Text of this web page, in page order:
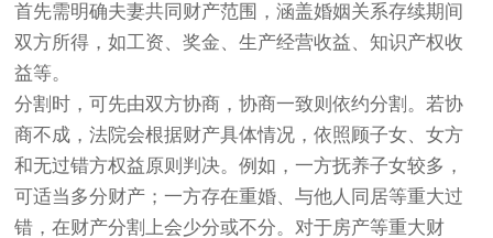
首先需明确夫妻共同财产范围，涵盖婚姻关系存续期间
双方所得，如工资、奖金、生产经营收益、知识产权收
益等。
分割时，可先由双方协商，协商一致则依约分割。若协
商不成，法院会根据财产具体情况，依照顾子女、女方
和无过错方权益原则判决。例如，一方抚养子女较多，
可适当多分财产；一方存在重婚、与他人同居等重大过
错，在财产分割上会少分或不分。对于房产等重大财